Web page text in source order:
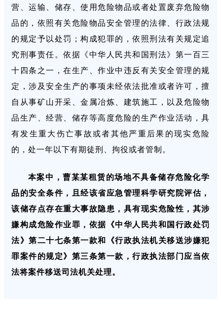
营、运输、储存、使用危险物品或者处置废弃危险物
品的，依照有关危险物品安全管理的法律、行政法规
的规定予以处罚；构成犯罪的，依照刑法有关规定追
究刑事责任。依据《中华人民共和国刑法》第一百三
十四条之一，在生产、作业中违反有关安全管理的规
定，涉及安全生产的事项未经依法批准或者许可，擅
自从事矿山开采、金属冶炼、建筑施工，以及危险物
品生产、经营、储存等高度危险的生产作业活动，具
有发生重大伤亡事故或者其他严重后果的现实危险
的，处一年以下有期徒刑、拘役或者管制。
本案中，曹某某租赁的场地不具备储存危险化学
品的安全条件，且经该省应急管理科学研究院评估，
该储存点存在重大事故隐患，具有现实危险性，其涉
嫌构成危险作业罪，依据《中华人民共和国行政处罚
法》第二十七条第一款和《行政执法机关移送涉嫌犯
罪案件的规定》第三条第一款，行政执法部门应当依
法将案件移送司法机关处理。